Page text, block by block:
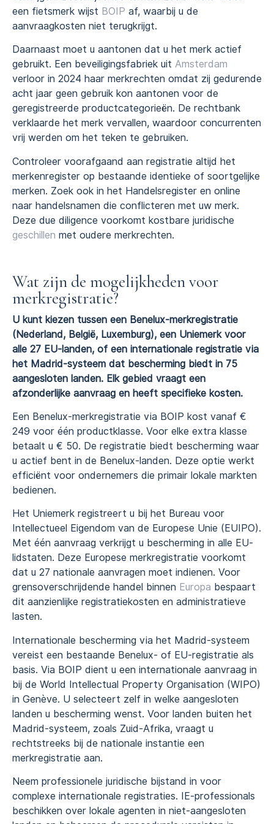
een fietsmerk wijst BOIP af, waarbij u de
aanvraagkosten niet terugkrijgt.
Daarnaast moet u aantonen dat u het merk actief
gebruikt. Een beveiligingsfabriek uit Amsterdam
verloor in 2024 haar merkrechten omdat zij gedurende
acht jaar geen gebruik kon aantonen voor de
geregistreerde productcategorieën. De rechtbank
verklaarde het merk vervallen, waardoor concurrenten
vrij werden om het teken te gebruiken.
Controleer voorafgaand aan registratie altijd het
merkenregister op bestaande identieke of soortgelijke
merken. Zoek ook in het Handelsregister en online
naar handelsnamen die conflicteren met uw merk.
Deze due diligence voorkomt kostbare juridische
geschillen met oudere merkrechten.
Wat zijn de mogelijkheden voor
merkregistratie?
U kunt kiezen tussen een Benelux-merkregistratie
(Nederland, België, Luxemburg), een Uniemerk voor
alle 27 EU-landen, of een internationale registratie via
het Madrid-systeem dat bescherming biedt in 75
aangesloten landen. Elk gebied vraagt een
afzonderlijke aanvraag en heeft specifieke kosten.
Een Benelux-merkregistratie via BOIP kost vanaf €
249 voor één productklasse. Voor elke extra klasse
betaalt u € 50. De registratie biedt bescherming waar
u actief bent in de Benelux-landen. Deze optie werkt
efficiënt voor ondernemers die primair lokale markten
bedienen.
Het Uniemerk registreert u bij het Bureau voor
Intellectueel Eigendom van de Europese Unie (EUIPO).
Met één aanvraag verkrijgt u bescherming in alle EU-
lidstaten. Deze Europese merkregistratie voorkomt
dat u 27 nationale aanvragen moet indienen. Voor
grensoverschrijdende handel binnen Europa bespaart
dit aanzienlijke registratiekosten en administratieve
lasten.
Internationale bescherming via het Madrid-systeem
vereist een bestaande Benelux- of EU-registratie als
basis. Via BOIP dient u een internationale aanvraag in
bij de World Intellectual Property Organisation (WIPO)
in Genève. U selecteert zelf in welke aangesloten
landen u bescherming wenst. Voor landen buiten het
Madrid-systeem, zoals Zuid-Afrika, vraagt u
rechtstreeks bij de nationale instantie een
merkregistratie aan.
Neem professionele juridische bijstand in voor
complexe internationale registraties. IE-professionals
beschikken over lokale agenten in niet-aangesloten